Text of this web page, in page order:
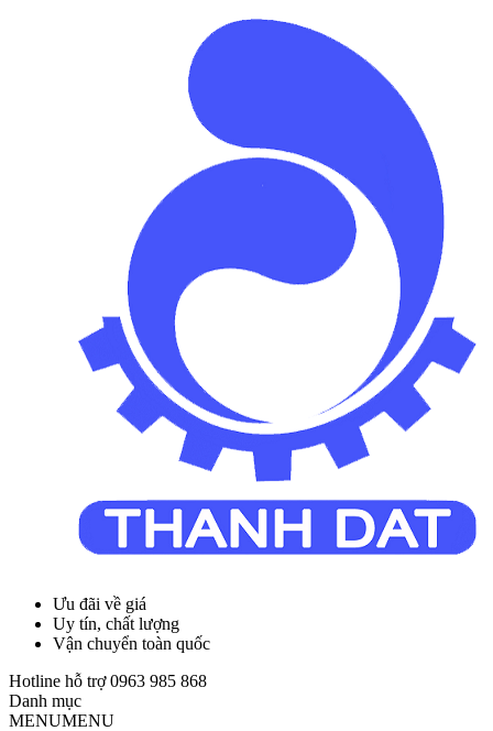
Ưu đãi về giá
Uy tín, chất lượng
Vận chuyển toàn quốc
Hotline hỗ trợ 0963 985 868
Danh mục
MENUMENU